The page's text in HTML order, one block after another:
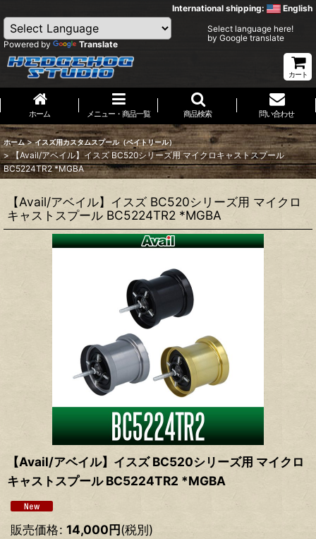
International shipping: English
Powered by Translate
Select language here!
by Google translate
カート
ホーム メニュー・商品一覧 商品検索 問い合わせ
ホーム > イスズ用カスタムスプール（ベイトリール）
> 【Avail/アベイル】イスズ BC520シリーズ用 マイクロキャストスプール
BC5224TR2 *MGBA
【Avail/アベイル】イスズ BC520シリーズ用 マイクロ
キャストスプール BC5224TR2 *MGBA
【Avail/アベイル】イスズ BC520シリーズ用 マイクロ
キャストスプール BC5224TR2 *MGBA
販売価格: 14,000円(税別)